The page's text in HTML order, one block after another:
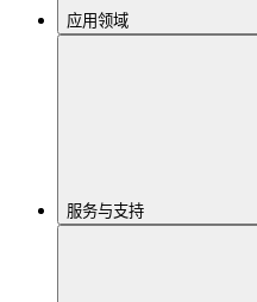
应用领域
服务与支持